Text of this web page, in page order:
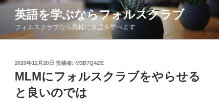
コ
ン
英語を学ぶならフォルスクラブ
フォルスクラブなら気軽に英語を学べます
投
稿
日:
2020年12月20日 投稿者: M3B7Q4ZE
MLMにフォルスクラブをやらせる
と良いのでは